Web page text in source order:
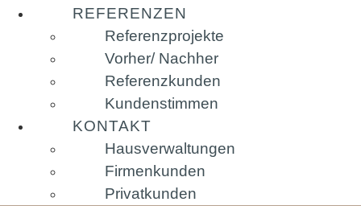
REFERENZEN
Referenzprojekte
Vorher/ Nachher
Referenzkunden
Kundenstimmen
KONTAKT
Hausverwaltungen
Firmenkunden
Privatkunden